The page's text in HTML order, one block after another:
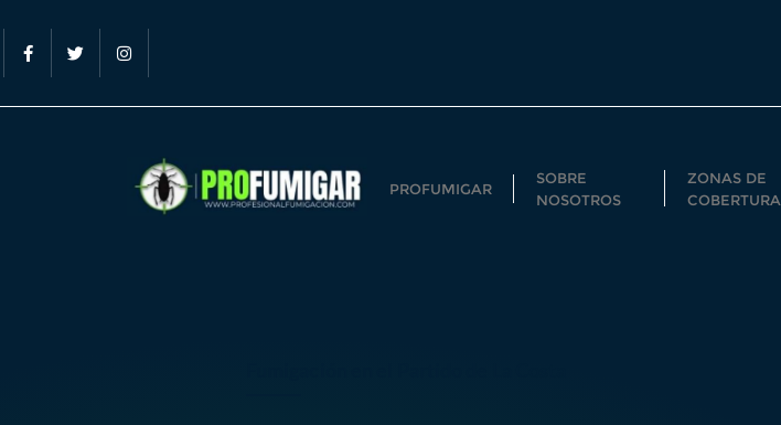
PROFUMIGAR
SOBRE
NOSOTROS
ZONAS DE
COBERTURA